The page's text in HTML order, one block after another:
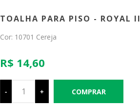
TOALHA PARA PISO - ROYAL II
Cor: 10701 Cereja
R$ 14,60
- +